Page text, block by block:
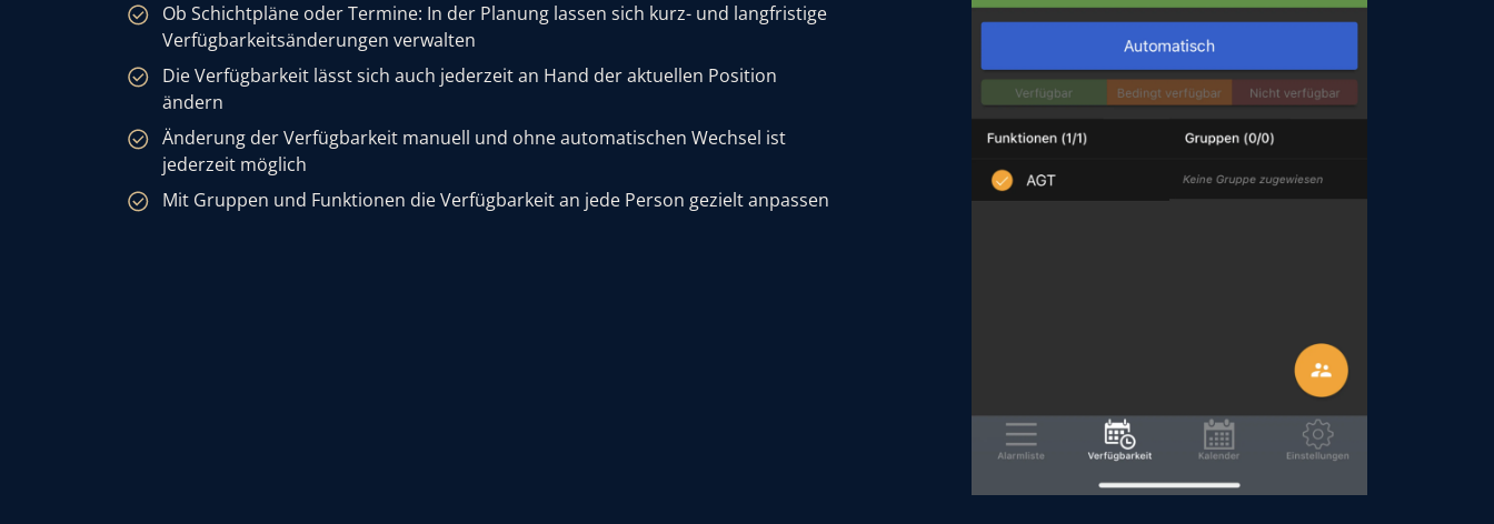
Ob Schichtpläne oder Termine: In der Planung lassen sich kurz- und langfristige
Verfügbarkeitsänderungen verwalten
Die Verfügbarkeit lässt sich auch jederzeit an Hand der aktuellen Position
ändern
Änderung der Verfügbarkeit manuell und ohne automatischen Wechsel ist
jederzeit möglich
Mit Gruppen und Funktionen die Verfügbarkeit an jede Person gezielt anpassen